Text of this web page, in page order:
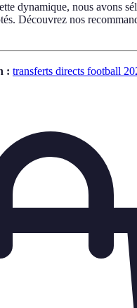
dynamique, nous avons
Découvrez nos
: transferts directs football